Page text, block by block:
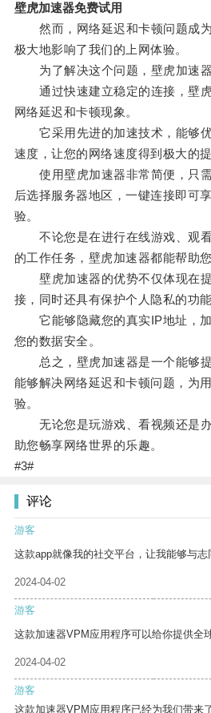
壁虎加速器免费试用
然而，网络延迟和卡顿问题成为
极大地影响了我们的上网体验。
为了解决这个问题，壁虎加速器
通过快速建立稳定的连接，壁虎
网络延迟和卡顿现象。
它采用先进的加速技术，能够优
速度，让您的网络速度得到极大的提
使用壁虎加速器非常简便，只需
后选择服务器地区，一键连接即可
验。
不论您是在进行在线游戏、观看
的工作任务，壁虎加速器都能帮助
壁虎加速器的优势不仅体现在提
接，同时还具有保护个人隐私的功能
它能够隐藏您的真实IP地址，加
您的数据安全。
总之，壁虎加速器是一个能够提
能够解决网络延迟和卡顿问题，为
验。
无论您是玩游戏、看视频还是办
助您畅享网络世界的乐趣。
#3#
评论
游客
这款app就像我的社交平台，让我能够与志
2024-04-02
游客
这款加速器VPM应用程序可以给你提供全
2024-04-02
游客
这款加速器VPM应用程序已经为我们带来